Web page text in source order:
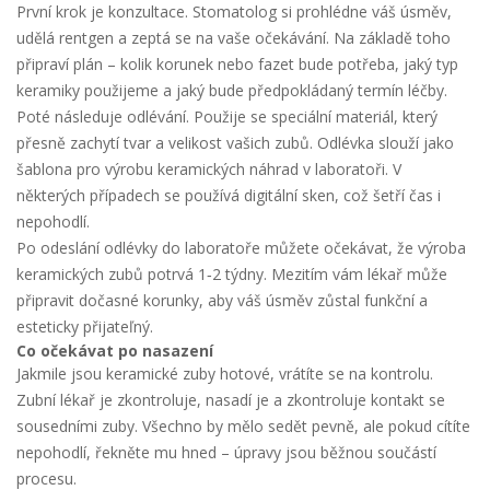
První krok je konzultace. Stomatolog si prohlédne váš úsměv,
udělá rentgen a zeptá se na vaše očekávání. Na základě toho
připraví plán – kolik korunek nebo fazet bude potřeba, jaký typ
keramiky použijeme a jaký bude předpokládaný termín léčby.
Poté následuje odlévání. Použije se speciální materiál, který
přesně zachytí tvar a velikost vašich zubů. Odlévka slouží jako
šablona pro výrobu keramických náhrad v laboratoři. V
některých případech se používá digitální sken, což šetří čas i
nepohodlí.
Po odeslání odlévky do laboratoře můžete očekávat, že výroba
keramických zubů potrvá 1‑2 týdny. Mezitím vám lékař může
připravit dočasné korunky, aby váš úsměv zůstal funkční a
esteticky přijateľný.
Co očekávat po nasazení
Jakmile jsou keramické zuby hotové, vrátíte se na kontrolu.
Zubní lékař je zkontroluje, nasadí je a zkontroluje kontakt se
sousedními zuby. Všechno by mělo sedět pevně, ale pokud cítíte
nepohodlí, řekněte mu hned – úpravy jsou běžnou součástí
procesu.